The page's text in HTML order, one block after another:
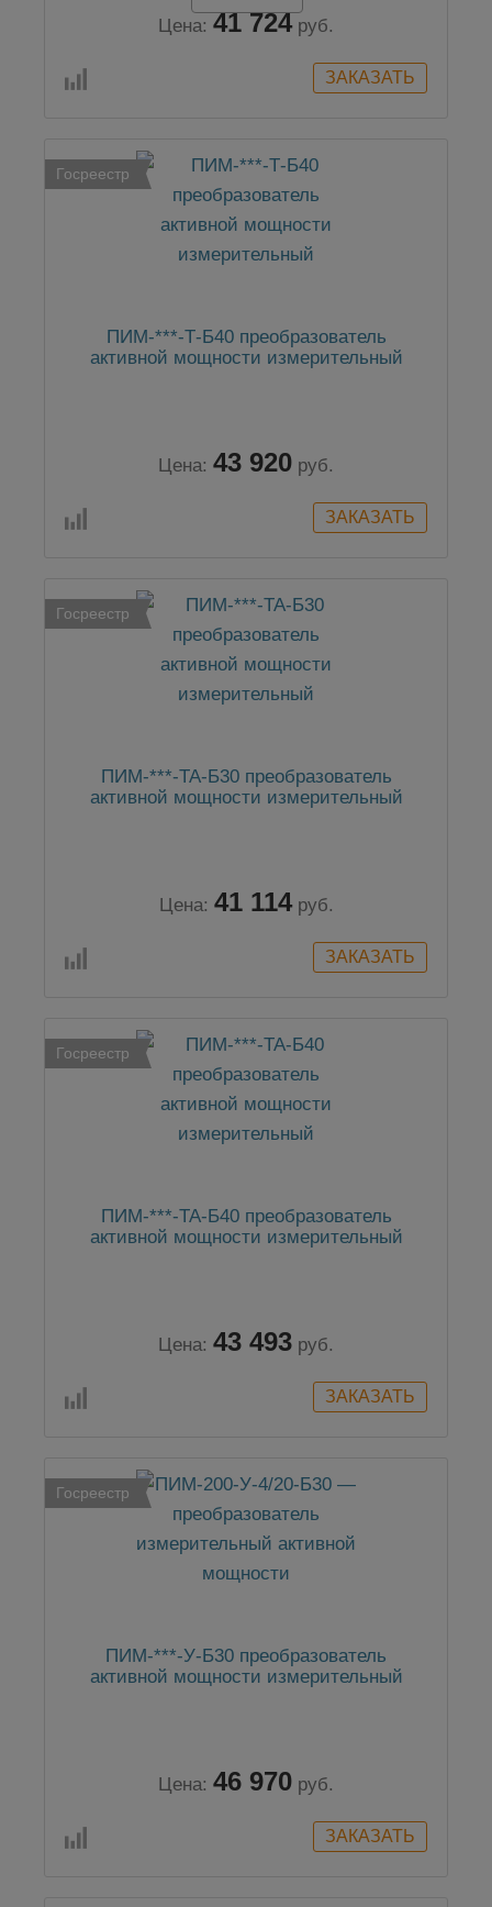
Цена: 41 724 руб.
Госреестр
ПИМ-***-Т-Б40 преобразователь
активной мощности измерительный
Цена: 43 920 руб.
Госреестр
ПИМ-***-ТА-Б30 преобразователь
активной мощности измерительный
Цена: 41 114 руб.
Госреестр
ПИМ-***-ТА-Б40 преобразователь
активной мощности измерительный
Цена: 43 493 руб.
Госреестр
ПИМ-***-У-Б30 преобразователь
активной мощности измерительный
Цена: 46 970 руб.